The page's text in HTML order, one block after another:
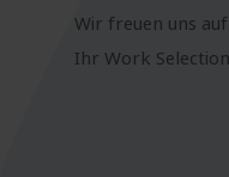
Wir freuen uns
Ihr Work